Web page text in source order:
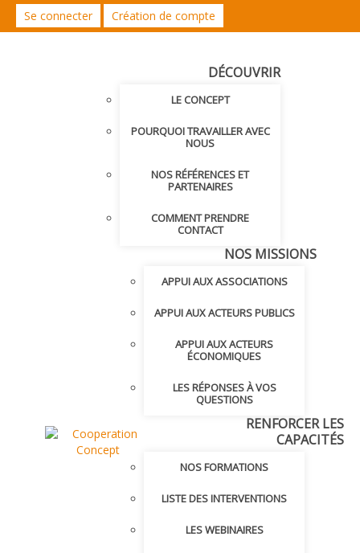
Se connecter Création de compte
DÉCOUVRIR
LE CONCEPT
POURQUOI TRAVAILLER AVEC
NOUS
NOS RÉFÉRENCES ET
PARTENAIRES
COMMENT PRENDRE
CONTACT
NOS MISSIONS
APPUI AUX ASSOCIATIONS
APPUI AUX ACTEURS PUBLICS
APPUI AUX ACTEURS
ÉCONOMIQUES
LES RÉPONSES À VOS
QUESTIONS
RENFORCER LES
CAPACITÉS
NOS FORMATIONS
LISTE DES INTERVENTIONS
LES WEBINAIRES